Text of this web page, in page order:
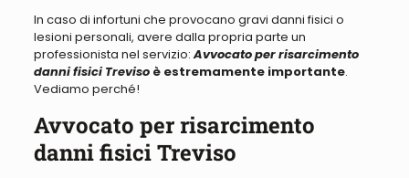
In caso di infortuni che provocano gravi danni fisici o
lesioni personali, avere dalla propria parte un
professionista nel servizio:Avvocato per risarcimento
danni fisici Treviso è estremamente importante.
Vediamo perché!
Avvocato per risarcimento
danni fisici Treviso